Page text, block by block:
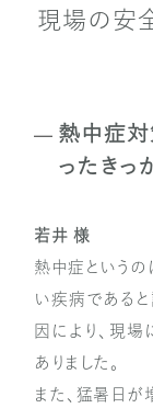
現場の安
熱中症対
ったきっ
若井 様
熱中症というの
い疾病である
因により、現
ありました。
また、猛暑日